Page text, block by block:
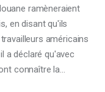
ramèneraient
en disant qu'ils
américains
a déclaré qu'avec
connaître la…